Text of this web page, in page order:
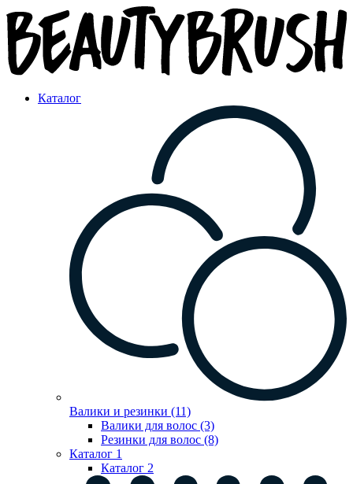
Каталог
Валики и резинки (11)
Валики для волос (3)
Резинки для волос (8)
Каталог 1
Каталог 2